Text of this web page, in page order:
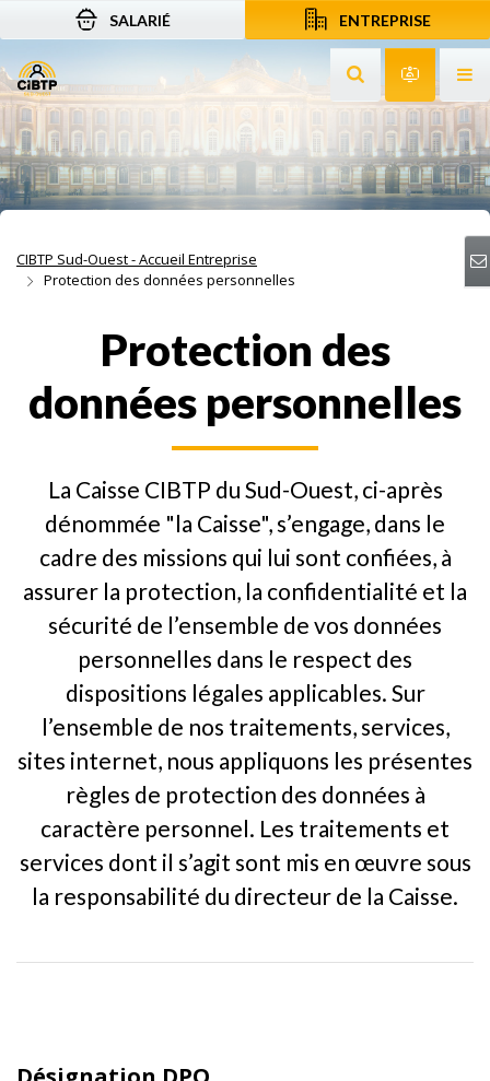
Aller au contenu
Aller à la recherche
Aller à la navigation
SALARIÉ ENTREPRISE
Rechercher sur
CIBTP Sud-Ouest - Accueil Entreprise
Protection des données personnelles
Protection des
données personnelles
La Caisse CIBTP du Sud-Ouest, ci-après
dénommée "la Caisse", s’engage, dans le
cadre des missions qui lui sont confiées, à
assurer la protection, la confidentialité et la
sécurité de l’ensemble de vos données
personnelles dans le respect des
dispositions légales applicables. Sur
l’ensemble de nos traitements, services,
sites internet, nous appliquons les présentes
règles de protection des données à
caractère personnel. Les traitements et
services dont il s’agit sont mis en œuvre sous
la responsabilité du directeur de la Caisse.